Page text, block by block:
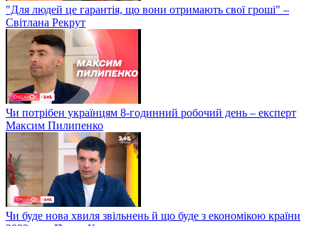
"Для людей це гарантія, що вони отримають свої гроші" –
Світлана Рекрут
Чи потрібен українцям 8-годинний робочий день – експерт
Максим Пилипенко
Чи буде нова хвиля звільнень й що буде з економікою країни